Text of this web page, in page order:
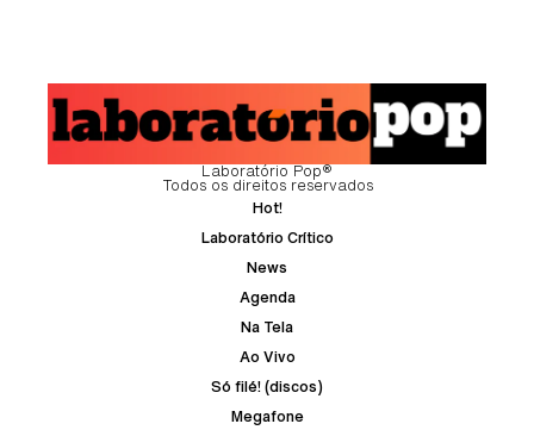
Laboratório Pop®
Todos os direitos reservados
Hot!
Laboratório Crítico
News
Agenda
Na Tela
Ao Vivo
Só filé! (discos)
Megafone